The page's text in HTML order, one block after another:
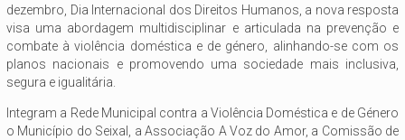
dezembro, Dia Internacional dos Direitos Humanos, a nova resposta
visa uma abordagem multidisciplinar e articulada na prevenção e
combate à violência doméstica e de género, alinhando-se com os
planos nacionais e promovendo uma sociedade mais inclusiva,
segura e igualitária.
Integram a Rede Municipal contra a Violência Doméstica e de Género
o Município do Seixal, a Associação A Voz do Amor, a Comissão de